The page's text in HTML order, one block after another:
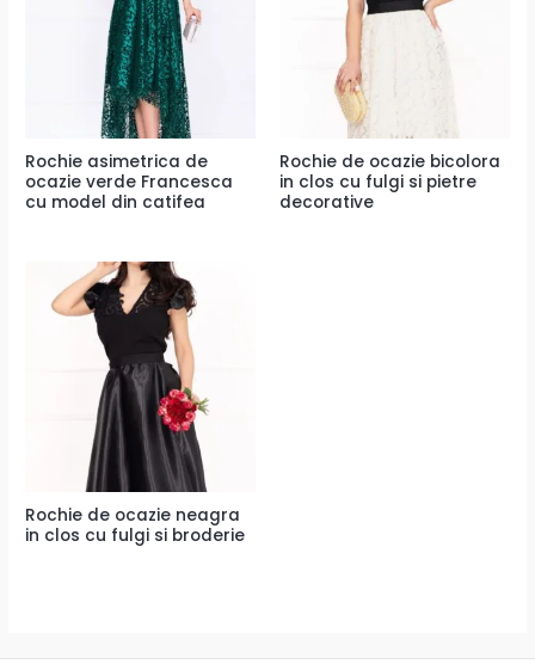
Rochie asimetrica de
ocazie verde Francesca
cu model din catifea
Rochie de ocazie bicolora
in clos cu fulgi si pietre
decorative
Rochie de ocazie neagra
in clos cu fulgi si broderie